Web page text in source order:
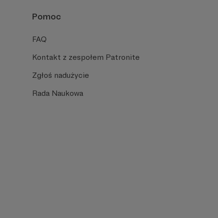
Pomoc
FAQ
Kontakt z zespołem Patronite
Zgłoś nadużycie
Rada Naukowa